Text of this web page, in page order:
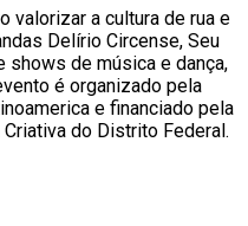
valorizar a cultura de rua e
Delírio Circense, Seu
shows de música e dança,
é organizado pela
e financiado pela
do Distrito Federal.